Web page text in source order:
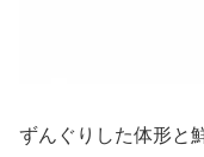
ずんぐりした体形と